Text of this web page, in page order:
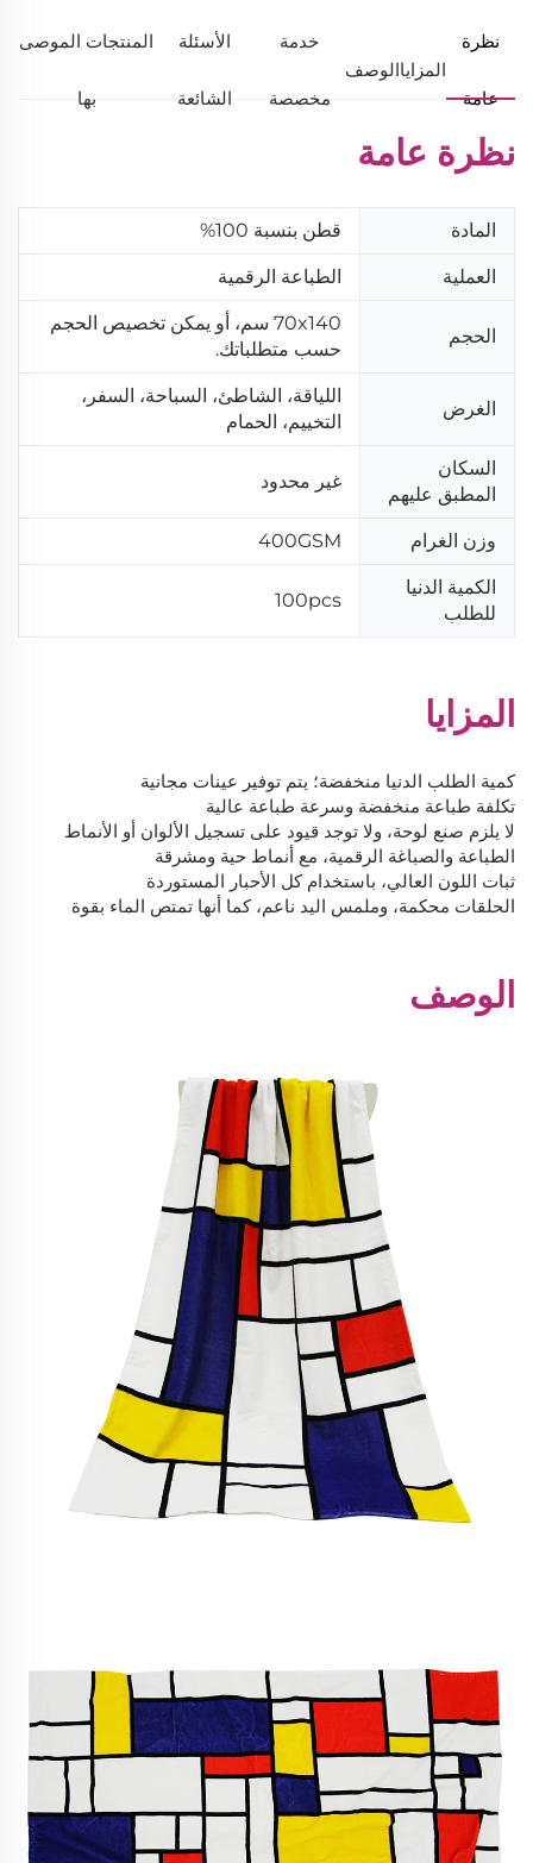
نظرة
عامة
المزاياالوصف
خدمة
مخصصة
الأسئلة
الشائعة
المنتجات الموصى
بها
نظرة عامة
المادة قطن بنسبة 100%
العملية الطباعة الرقمية
الحجم
70x140 سم، أو يمكن تخصيص الحجم
حسب متطلباتك.
الغرض
اللياقة، الشاطئ، السباحة، السفر،
التخييم، الحمام
السكان
المطبق عليهم
غير محدود
وزن الغرام 400GSM
الكمية الدنيا
للطلب
100pcs
المزايا
كمية الطلب الدنيا منخفضة؛ يتم توفير عينات مجانية
تكلفة طباعة منخفضة وسرعة طباعة عالية
لا يلزم صنع لوحة، ولا توجد قيود على تسجيل الألوان أو الأنماط
الطباعة والصباغة الرقمية، مع أنماط حية ومشرقة
ثبات اللون العالي، باستخدام كل الأحبار المستوردة
الحلقات محكمة، وملمس اليد ناعم، كما أنها تمتص الماء بقوة
الوصف